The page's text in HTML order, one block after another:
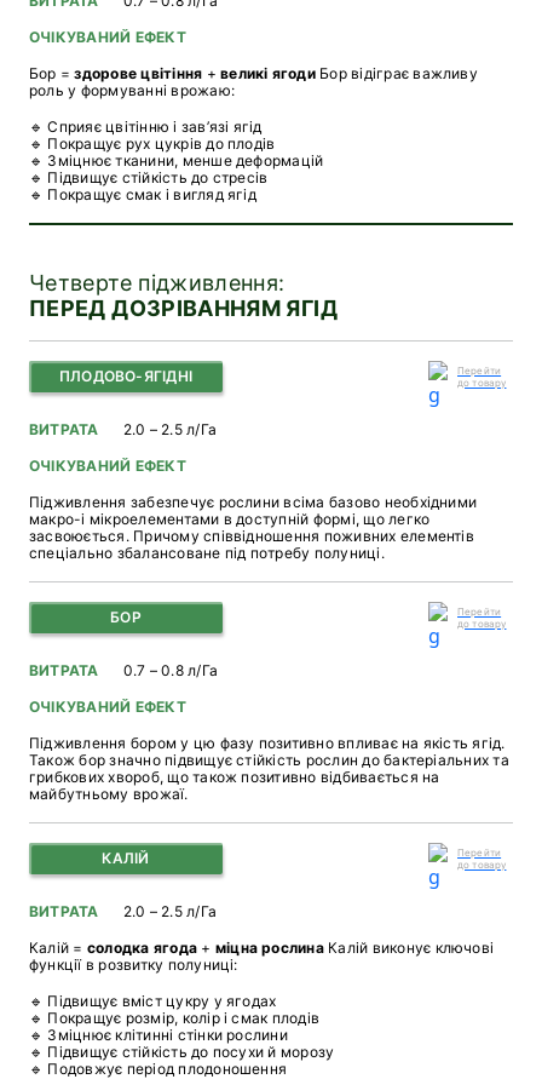
ОЧІКУВАНИЙ ЕФЕКТ
Бор =здорове цвітіння +великі ягодиБор відіграє важливу
роль у формуванні врожаю:
🔹 Сприяє цвітінню і зав’язі ягід
🔹 Покращує рух цукрів до плодів
🔹 Зміцнює тканини, менше деформацій
🔹 Підвищує стійкість до стресів
🔹 Покращує смак і вигляд ягід
Четверте підживлення:
ПЕРЕД ДОЗРІВАННЯМ ЯГІД
ПЛОДОВО-ЯГІДНІ
Перейти
до товару
ВИТРАТА
2.0 – 2.5 л/Га
ОЧІКУВАНИЙ ЕФЕКТ
Підживлення забезпечує рослини всіма базово необхідними
макро-і мікроелементами в доступній формі, що легко
засвоюється. Причому співвідношення поживних елементів
спеціально збалансоване під потребу полуниці.
БОР
Перейти
до товару
ВИТРАТА
0.7 – 0.8 л/Га
ОЧІКУВАНИЙ ЕФЕКТ
Підживлення бором у цю фазу позитивно впливає на якість ягід.
Також бор значно підвищує стійкість рослин до бактеріальних та
грибкових хвороб, що також позитивно відбивається на
майбутньому врожаї.
КАЛІЙ
Перейти
до товару
ВИТРАТА
2.0 – 2.5 л/Га
Калій = солодка ягода + міцна рослинаКалій виконує ключові
функції в розвитку полуниці:
🔹 Підвищує вміст цукру у ягодах
🔹 Покращує розмір, колір і смак плодів
🔹 Зміцнює клітинні стінки рослини
🔹 Підвищує стійкість до посухи й морозу
🔹 Подовжує період плодоношення